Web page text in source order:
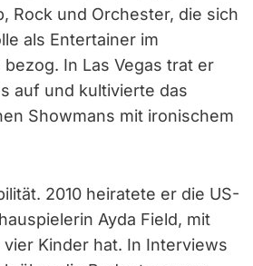
Rock und Orchester, die sich
als Entertainer im
In Las Vegas trat er
auf und kultivierte das
Showmans mit ironischem
2010 heiratete er die US-
Ayda Field, mit
Kinder hat. In Interviews